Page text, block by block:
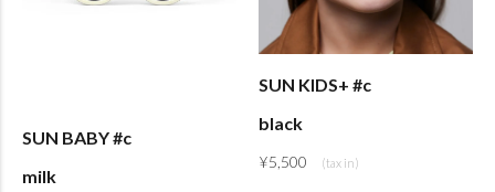
SUN BABY #c
milk
SUN KIDS+ #c
black
¥5,500